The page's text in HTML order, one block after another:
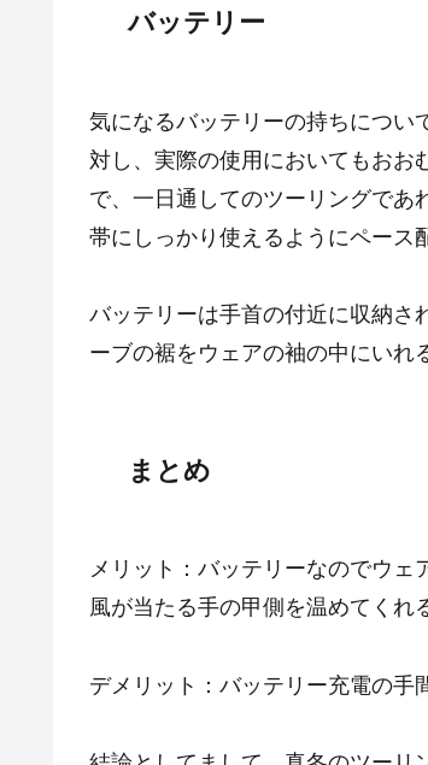
バッテリー
気になるバッテリーの持ちについ
対し、実際の使用においてもお
で、一日通してのツーリングで
帯にしっかり使えるようにペース
バッテリーは手首の付近に収納さ
ーブの裾をウェアの袖の中にいれ
まとめ
メリット：バッテリーなのでウェ
風が当たる手の甲側を温めてくれ
デメリット：バッテリー充電の手